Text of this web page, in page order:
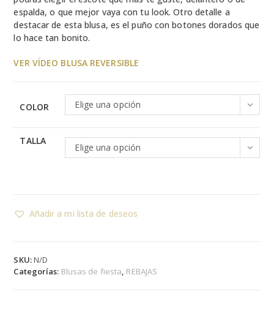
espalda, o que mejor vaya con tu look. Otro detalle a
destacar de esta blusa, es el puño con botones dorados que
lo hace tan bonito.
VER VÍDEO BLUSA REVERSIBLE
COLOR Elige una opción
TALLA
Elige una opción
Añadir a mi lista de deseos
SKU:N/D
Categorías: Blusas de fiesta, REBAJAS